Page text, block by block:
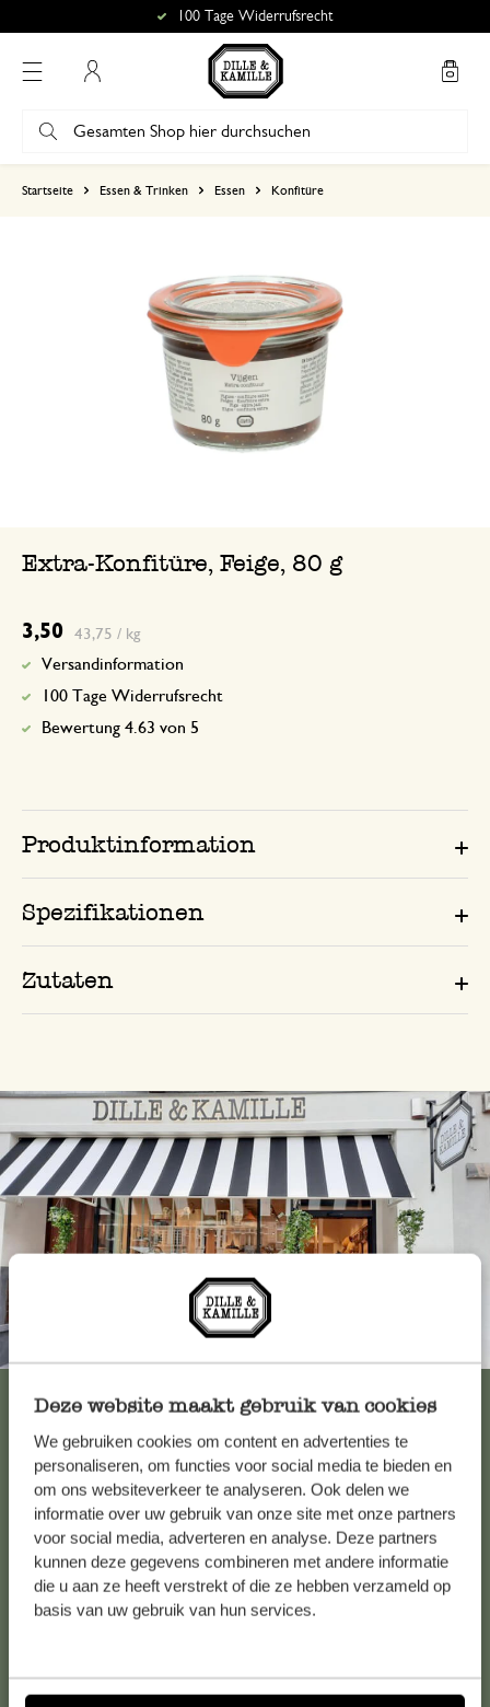
Deze website maakt gebruik van cookies
We gebruiken cookies om content en advertenties te
personaliseren, om functies voor social media te bieden en
om ons websiteverkeer te analyseren. Ook delen we
informatie over uw gebruik van onze site met onze partners
voor social media, adverteren en analyse. Deze partners
kunnen deze gegevens combineren met andere informatie
die u aan ze heeft verstrekt of die ze hebben verzameld op
basis van uw gebruik van hun services.
100 Tage Widerrufsrecht
Startseite Essen & Trinken Essen Konfitüre
Extra-Konfitüre, Feige, 80 g
3,50 43,75 / kg
Versandinformation
100 Tage Widerrufsrecht
Bewertung 4.63 von 5
Produktinformation
Spezifikationen
Zutaten
Immer in der Nähe
Kundenservice/Hilfe
Falls Sie Fragen haben oder Tipps und Hilfe brauchen, wenden
Sie sich bitte an unseren Kundenservice. Oder lesen Sie hier